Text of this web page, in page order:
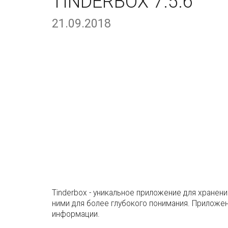
21.09.2018
Tinderbox - уникальное приложение для
ними для более глубокого понимания.
информации.